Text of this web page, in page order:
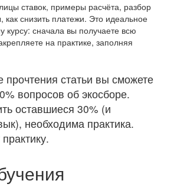
ставок, примеры расчёта, разбор
как снизить платежи. Это идеальное
курсу: сначала вы получаете всю
на практике, заполняя
прочтения статьи вы сможете
вопросов об экосборе.
оставшиеся 30% (и
необходима практика.